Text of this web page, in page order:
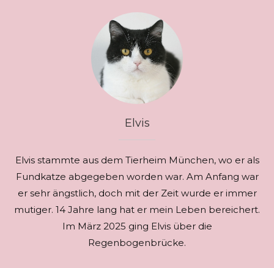
Elvis
Elvis stammte aus dem Tierheim München, wo er als
Fundkatze abgegeben worden war. Am Anfang war
er sehr ängstlich, doch mit der Zeit wurde er immer
mutiger. 14 Jahre lang hat er mein Leben bereichert.
Im März 2025 ging Elvis über die
Regenbogenbrücke.